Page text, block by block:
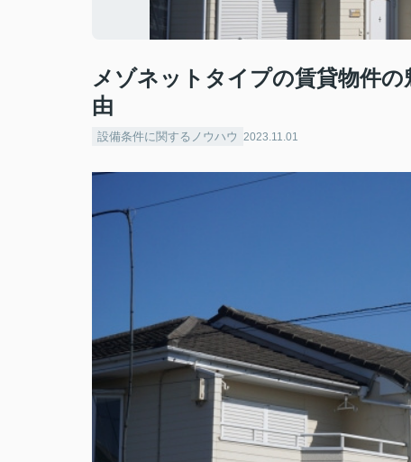
メゾネットタイプの賃貸物件
由
設備条件に関するノウハウ 2023.11.01